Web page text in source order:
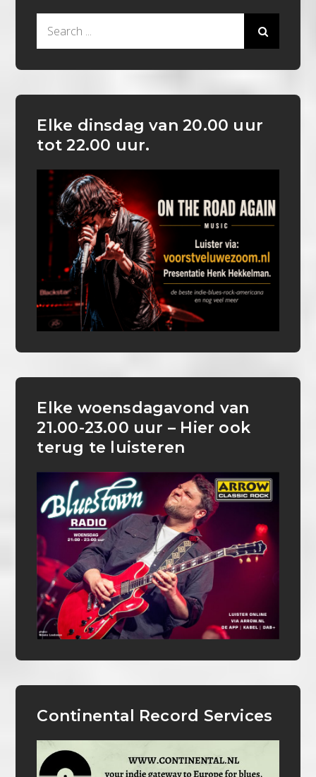
Elke dinsdag van 20.00 uur
tot 22.00 uur.
Elke woensdagavond van
21.00-23.00 uur – Hier ook
terug te luisteren
Continental Record Services